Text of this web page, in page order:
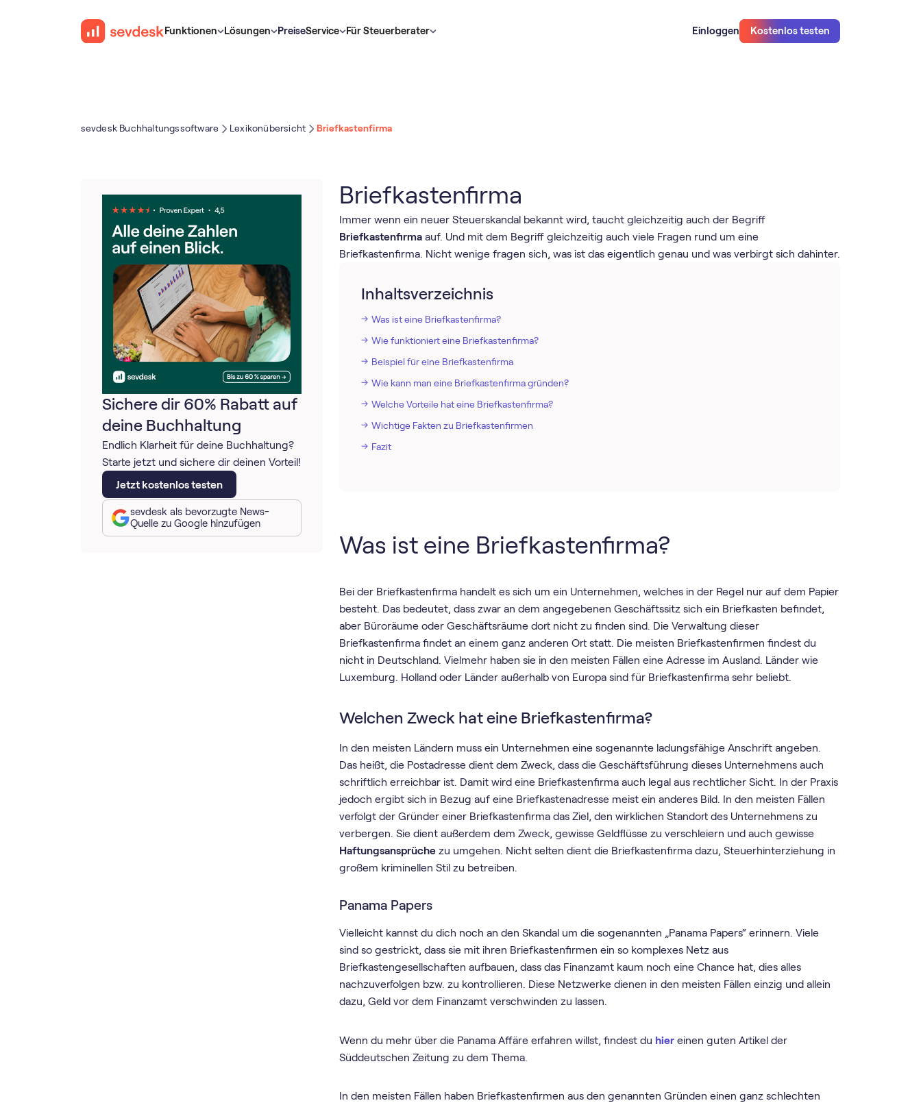
Funktionen Lösungen PreiseService Für Steuerberater Einloggen Kostenlos testen
sevdesk Buch­haltungs­software Lexikonübersicht Briefkastenfirma
Sichere dir 60% Rabatt auf
deine Buchhaltung
Endlich Klarheit für deine Buchhaltung?
Starte jetzt und sichere dir deinen Vorteil!
Jetzt kostenlos testen
sevdesk als bevorzugte News-
Quelle zu Google hinzufügen
Briefkastenfirma
Immer wenn ein neuer Steuerskandal bekannt wird, taucht gleichzeitig auch der Begriff
Briefkastenfirma auf. Und mit dem Begriff gleichzeitig auch viele Fragen rund um eine
Briefkastenfirma. Nicht wenige fragen sich, was ist das eigentlich genau und was verbirgt sich dahinter.
Inhaltsverzeichnis
Was ist eine Briefkastenfirma?
Wie funktioniert eine Briefkastenfirma?
Beispiel für eine Briefkastenfirma
Wie kann man eine Briefkastenfirma gründen?
Welche Vorteile hat eine Briefkastenfirma?
Wichtige Fakten zu Briefkastenfirmen
Fazit
Was ist eine Briefkastenfirma?
Bei der Briefkastenfirma handelt es sich um ein Unternehmen, welches in der Regel nur auf dem Papier
besteht. Das bedeutet, dass zwar an dem angegebenen Geschäftssitz sich ein Briefkasten befindet,
aber Büroräume oder Geschäftsräume dort nicht zu finden sind. Die Verwaltung dieser
Briefkastenfirma findet an einem ganz anderen Ort statt. Die meisten Briefkastenfirmen findest du
nicht in Deutschland. Vielmehr haben sie in den meisten Fällen eine Adresse im Ausland. Länder wie
Luxemburg. Holland oder Länder außerhalb von Europa sind für Briefkastenfirma sehr beliebt.
Welchen Zweck hat eine Briefkastenfirma?
In den meisten Ländern muss ein Unternehmen eine sogenannte ladungsfähige Anschrift angeben.
Das heißt, die Postadresse dient dem Zweck, dass die Geschäftsführung dieses Unternehmens auch
schriftlich erreichbar ist. Damit wird eine Briefkastenfirma auch legal aus rechtlicher Sicht. In der Praxis
jedoch ergibt sich in Bezug auf eine Briefkastenadresse meist ein anderes Bild. In den meisten Fällen
verfolgt der Gründer einer Briefkastenfirma das Ziel, den wirklichen Standort des Unternehmens zu
verbergen. Sie dient außerdem dem Zweck, gewisse Geldflüsse zu verschleiern und auch gewisse
Haftungsansprüche zu umgehen. Nicht selten dient die Briefkastenfirma dazu, Steuerhinterziehung in
großem kriminellen Stil zu betreiben.
Panama Papers
Vielleicht kannst du dich noch an den Skandal um die sogenannten „Panama Papers“ erinnern. Viele
sind so gestrickt, dass sie mit ihren Briefkastenfirmen ein so komplexes Netz aus
Briefkastengesellschaften aufbauen, dass das Finanzamt kaum noch eine Chance hat, dies alles
nachzuverfolgen bzw. zu kontrollieren. Diese Netzwerke dienen in den meisten Fällen einzig und allein
dazu, Geld vor dem Finanzamt verschwinden zu lassen.
Wenn du mehr über die Panama Affäre erfahren willst, findest du hier einen guten Artikel der
Süddeutschen Zeitung zu dem Thema.
In den meisten Fällen haben Briefkastenfirmen aus den genannten Gründen einen ganz schlechten